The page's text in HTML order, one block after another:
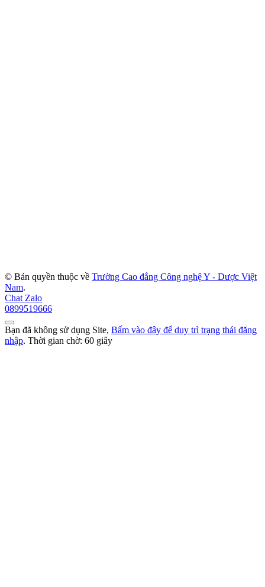
© Bản quyền thuộc về Trường Cao đẳng Công nghệ Y - Dược Việt
Nam.
Chat Zalo
0899519666
Bạn đã không sử dụng Site, Bấm vào đây để duy trì trạng thái đăng
nhập. Thời gian chờ: 60 giây